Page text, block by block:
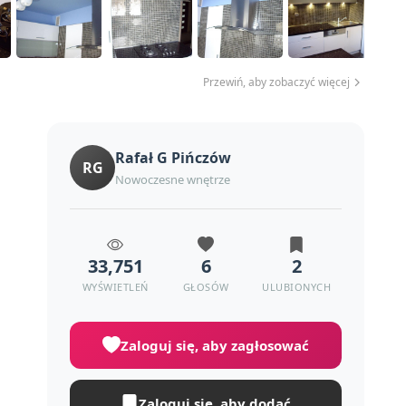
Przewiń, aby zobaczyć więcej
RG Rafał G Pińczów
Nowoczesne wnętrze
33,751
WYŚWIETLEŃ
6
GŁOSÓW
2
ULUBIONYCH
Zaloguj się, aby zagłosować